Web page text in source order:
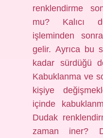
renklendirme
mu? Kalıcı
işleminden
gelir. Ayrıca bu
kadar sürdüğü
Kabuklanma ve
kişiye
içinde
Dudak
zaman iner?